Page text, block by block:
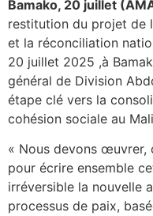
Bamako, 20 juillet
restitution du projet de
et la réconciliation
20 juillet 2025 ,à
général de Division
étape clé vers la
cohésion sociale au
« Nous devons œuvrer,
pour écrire ensemble
irréversible la nouvelle
processus de paix,